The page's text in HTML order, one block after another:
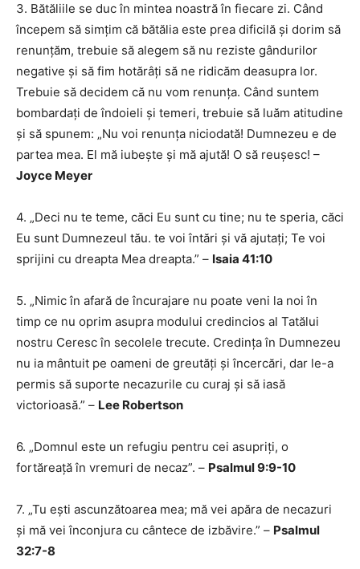
3. Bătăliile se duc în mintea noastră în fiecare zi. Când
începem să simțim că bătălia este prea dificilă și dorim să
renunțăm, trebuie să alegem să nu reziste gândurilor
negative și să fim hotărâți să ne ridicăm deasupra lor.
Trebuie să decidem că nu vom renunța. Când suntem
bombardați de îndoieli și temeri, trebuie să luăm atitudine
și să spunem: „Nu voi renunța niciodată! Dumnezeu e de
partea mea. El mă iubește și mă ajută! O să reușesc! –
Joyce Meyer
4. „Deci nu te teme, căci Eu sunt cu tine; nu te speria, căci
Eu sunt Dumnezeul tău. te voi întări și vă ajutați; Te voi
sprijini cu dreapta Mea dreapta.” – Isaia 41:10
5. „Nimic în afară de încurajare nu poate veni la noi în
timp ce nu oprim asupra modului credincios al Tatălui
nostru Ceresc în secolele trecute. Credința în Dumnezeu
nu ia mântuit pe oameni de greutăți și încercări, dar le-a
permis să suporte necazurile cu curaj și să iasă
victorioasă.” – Lee Robertson
6. „Domnul este un refugiu pentru cei asupriți, o
fortăreață în vremuri de necaz”. – Psalmul 9:9-10
7. „Tu ești ascunzătoarea mea; mă vei apăra de necazuri
și mă vei înconjura cu cântece de izbăvire.” – Psalmul
32:7-8